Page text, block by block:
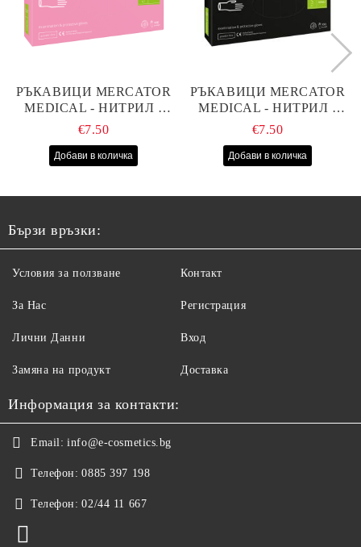
РЪКАВИЦИ MERCATOR
MEDICAL - НИТРИЛ -
РОЗОВИ - S - 100БР
€7.50
РЪКАВИЦИ MERCATOR
MEDICAL - НИТРИЛ -
ЧЕРНИ - S - 100БР
€7.50
Бързи връзки:
Условия за ползване
За Нас
Лични Данни
Замяна на продукт
Контакт
Регистрация
Вход
Доставка
Информация за контакти:
Email: info@e-cosmetics.bg
Телефон: 0885 397 198
Телефон: 02/44 11 667